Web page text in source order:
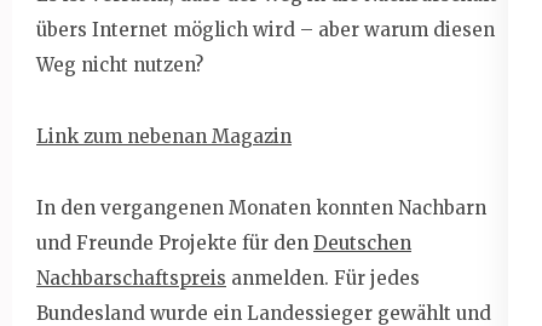
übers Internet möglich wird – aber warum diesen
Weg nicht nutzen?
Link zum nebenan Magazin
In den vergangenen Monaten konnten Nachbarn
und Freunde Projekte für den Deutschen
Nachbarschaftspreis anmelden. Für jedes
Bundesland wurde ein Landessieger gewählt und